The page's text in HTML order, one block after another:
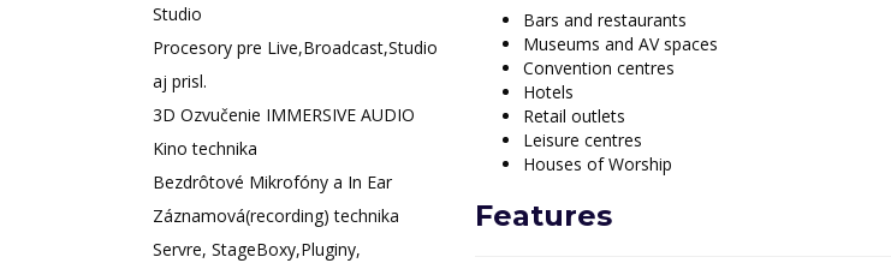
Studio
Procesory pre Live,Broadcast,Studio
aj prisl.
3D Ozvučenie IMMERSIVE AUDIO
Kino technika
Bezdrôtové Mikrofóny a In Ear
Záznamová(recording) technika
Servre, StageBoxy,Pluginy,
Bars and restaurants
Museums and AV spaces
Convention centres
Hotels
Retail outlets
Leisure centres
Houses of Worship
Features